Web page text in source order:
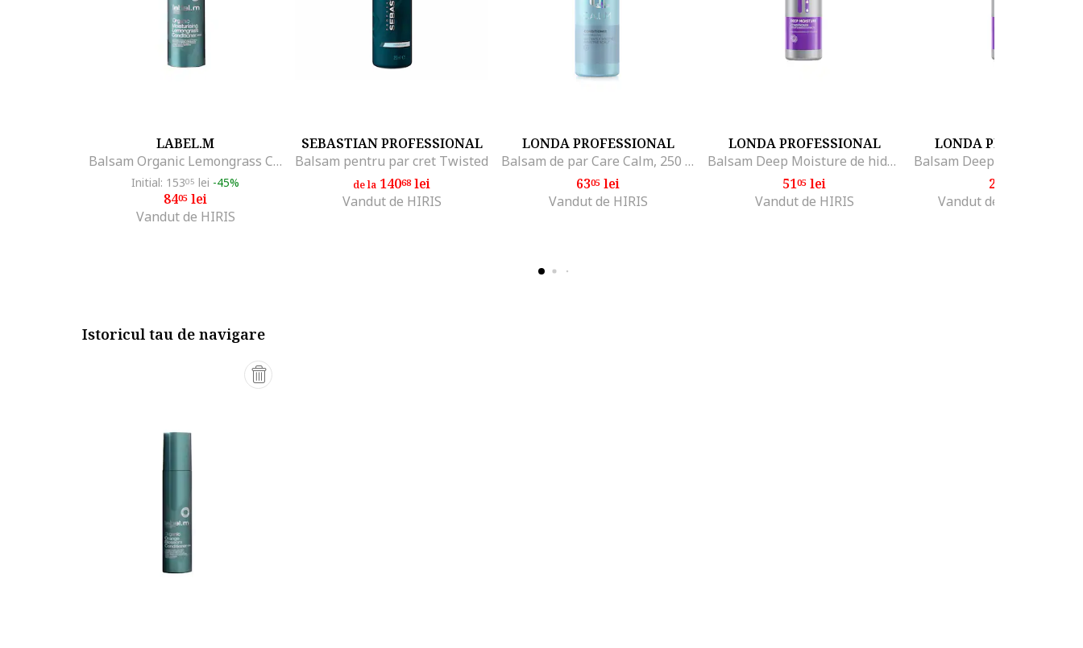
LABEL.M
Balsam Organic Lemongrass Conditioner, 200 ml
Initial: 15305 lei -45%
8405 lei
Vandut de HIRIS
SEBASTIAN PROFESSIONAL
Balsam pentru par cret Twisted
de la 14068 lei
Vandut de HIRIS
LONDA PROFESSIONAL
Balsam de par Care Calm, 250 ml
6305 lei
Vandut de HIRIS
LONDA PROFESSIONAL
Balsam Deep Moisture de hidratare intensiva pentru par uscat, 250 ml
5105 lei
Vandut de HIRIS
LONDA
24
Vandut de Fashion Days
Istoricul tau de navigare